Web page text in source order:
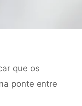
que os
ponte entre